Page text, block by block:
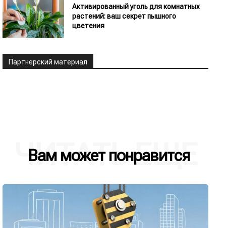
Активированный уголь для комнатных
растений: ваш секрет пышного
цветения
Партнерский материал
Вам может понравится
ЧИТАТЬ ЕЩЕ